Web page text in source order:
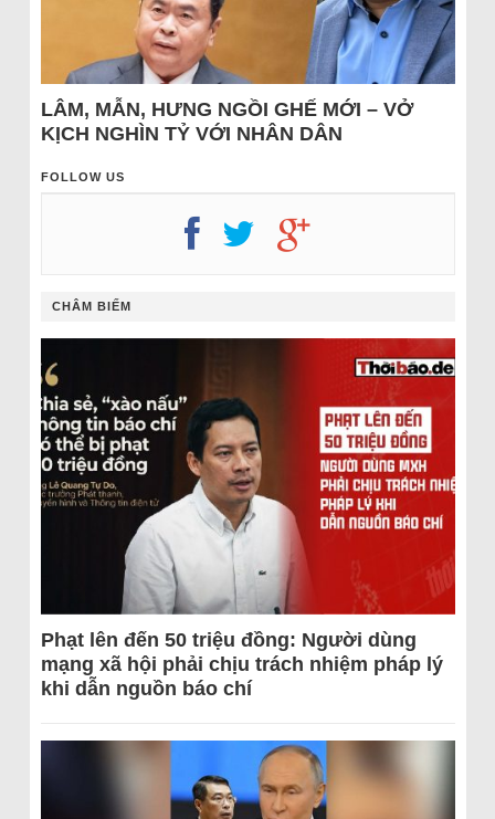
LÂM, MẪN, HƯNG NGỒI GHẾ MỚI – VỞ
KỊCH NGHÌN TỶ VỚI NHÂN DÂN
FOLLOW US
CHÂM BIẾM
Phạt lên đến 50 triệu đồng: Người dùng
mạng xã hội phải chịu trách nhiệm pháp lý
khi dẫn nguồn báo chí